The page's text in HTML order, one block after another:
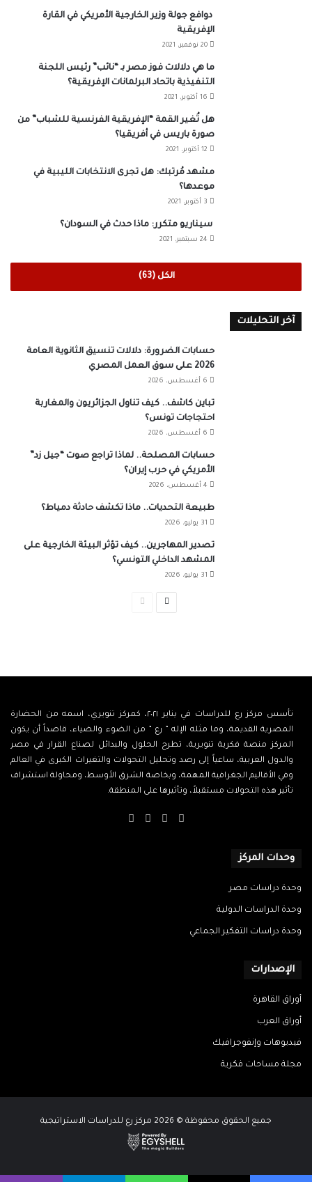
دوافع جولة وزير الخارجية الأمريكي في القارة
الإفريقية
20 نوفمبر، 2021
ما هي دلالات فوز مصر بـ “نائب” رئيس اللجنة
التنفيذية باتحاد البرلمانات الإفريقية؟
16 أكتوبر، 2021
هل تُغير القمة “الإفريقية الفرنسية للشباب” من
صورة باريس في أفريقيا؟
12 أكتوبر، 2021
مشهد مُرتبك: هل تجرى الانتخابات الليبية في
موعدها؟
3 أكتوبر، 2021
سيناريو متكرر: ماذا حدث في السودان؟
24 سبتمبر، 2021
الكل (63)
آخر التحليلات
حسابات الضرورة: دلالات تنسيق الثانوية العامة
2026 على سوق العمل المصري
6 أغسطس، 2026
تباين كاشف.. كيف تناول الجزائريون والمغاربة
احتجاجات تونس؟
6 أغسطس، 2026
حسابات المصلحة.. لماذا تراجع صوت “جيل زد”
الأمريكي في حرب إيران؟
4 أغسطس، 2026
طبيعة التحديات.. ماذا تكشف حادثة دمياط؟
31 يوليو، 2026
تصدير المهاجرين.. كيف تؤثر البيئة الخارجية على
المشهد الداخلي التونسي؟
31 يوليو، 2026
الصفحة
تأسس مركز رع للدراسات في يناير ٢٠٢١، كمركز تنويري، اسمه من الحضارة
المصرية القديمة، وما مثله الإله ” رع ” من الضوء والضياء، قاصداً أن يكون
المركز منصة فكرية تنويرية، تطرح الحلول والبدائل لصناع القرار في مصر
والدول العربية، ساعياً إلى رصد وتحليل التحولات والتغيرات الكبرى في العالم
وفي الأقاليم الجغرافية المهمة، وبخاصة الشرق الأوسط، ومحاولة استشراف
تأثير هذه التحولات مستقبلاً، وتأثيرها على المنطقة.
فيسبوك
‫X
‫YouTube
وحدات المركز
وحدة دراسات مصر
وحدة الدراسات الدولية
وحدة دراسات التفكير الجماعي
الإصدارات
أوراق القاهرة
أوراق العرب
فيديوهات وإنفوجرافيك
مجلة مساحات فكرية
جميع الحقوق محفوظة © 2026 مركز رع للدراسات الاستراتيجية